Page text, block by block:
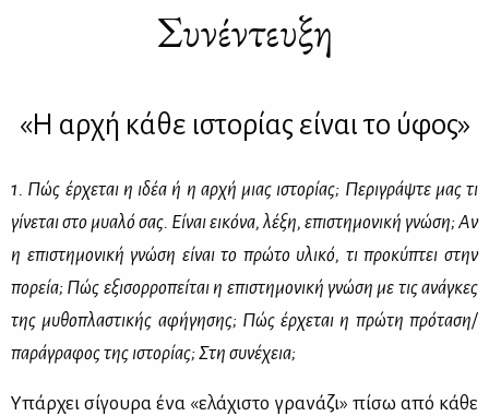
Συνέντευξη
«Η αρχή κάθε ιστορίας είναι το ύφος»
1. Πώς έρ­χε­ται η ιδέα ή η αρ­χή μιας ιστο­ρί­ας; Πε­ρι­γράψ­τε μας τι
γί­νε­ται στο μυα­λό σας. Εί­ναι ει­κό­να, λέ­ξη, επι­στη­μο­νι­κή γνώ­ση; Αν
η επι­στη­μο­νι­κή γνώ­ση εί­ναι το πρώ­το υλι­κό, τι προ­κύ­πτει στην
πο­ρεία; Πώς εξι­σορ­ρο­πεί­ται η επι­στη­μο­νι­κή γνώ­ση με τις ανά­γκες
της μυ­θο­πλα­στι­κής αφή­γη­σης; Πώς έρ­χε­ται η πρώ­τη πρό­τα­ση/
πα­ρά­γρα­φος της ιστο­ρί­ας; Στη συ­νέ­χεια;
Υπάρ­χει σί­γου­ρα ένα «ελά­χι­στο γρα­νά­ζι» πί­σω από κά­θε